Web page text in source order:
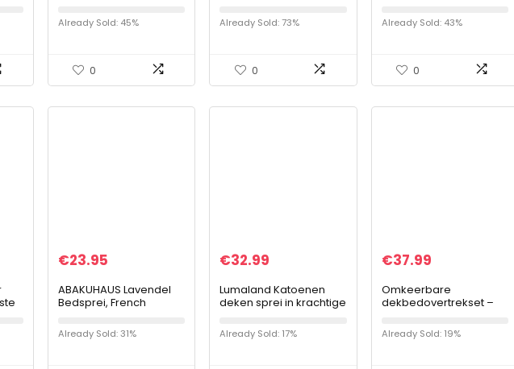
Gekleurde Effen Kleur
Gemakkelijk te
Already Sold: 45%
0
bedrukte clown,
meisjes, Harley Quinn,
Already Sold: 73%
0
comprimeerbaar,
compact, opblaasbaar,
Already Sold: 43%
0
€23.95
ABAKUHAUS Lavendel
Bedsprei, French
Decoratieve
Gewatteerde 3-delige
Already Sold: 31%
€32.99
Lumaland Katoenen
deken sprei in krachtige
katoen in premium
kwaliteit ca. 200 x 240
Already Sold: 17%
€37.99
Omkeerbare
dekbedovertrekset –
rood – tweepersoons
Already Sold: 19%